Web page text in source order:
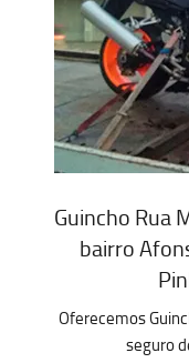
Guincho Rua
bairro
Oferecemos
seguro